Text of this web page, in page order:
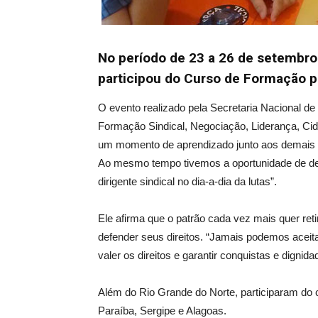
No período de 23 a 26 de
participou do Curso de Formação
O evento realizado pela Secretaria Nacional
Formação Sindical, Negociação, Liderança,
um momento de aprendizado junto aos
Ao mesmo tempo tivemos a oportunidade de
dirigente sindical no dia-a-dia da lutas”.
Ele afirma que o patrão cada vez mais quer
defender seus direitos. “Jamais podemos
valer os direitos e garantir conquistas e
Além do Rio Grande do Norte, participaram
Paraíba, Sergipe e Alagoas.